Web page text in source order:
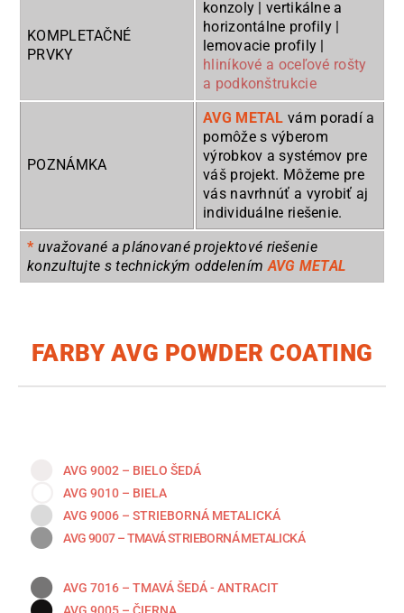
KOMPLETAČNÉ
PRVKY
konzoly | vertikálne a
horizontálne profily |
lemovacie profily |
hliníkové a oceľové rošty
a podkonštrukcie
POZNÁMKA
AVG METAL vám poradí a
pomôže s výberom
výrobkov a systémov pre
váš projekt. Môžeme pre
vás navrhnúť a vyrobiť aj
individuálne riešenie.
* uvažované a plánované projektové riešenie
konzultujte s technickým oddelenímAVG METAL
FARBY AVG POWDER COATING
AVG 9002 – BIELO ŠEDÁ
AVG 9010 – BIELA
AVG 9006 – STRIEBORNÁ METALICKÁ
AVG 9007 – TMAVÁ STRIEBORNÁ METALICKÁ
AVG 7016 – TMAVÁ ŠEDÁ - ANTRACIT
AVG 9005 – ČIERNA